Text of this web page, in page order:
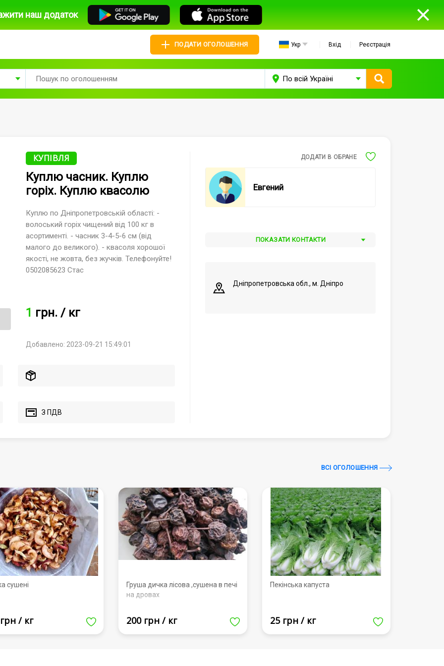
наш додаток
ПОДАТИ ОГОЛОШЕННЯ Укр Вхід Реєстрація
КУПІВЛЯ
Куплю часник. Куплю
горіх. Куплю квасолю
Куплю по Дніпропетровській області: -
волоський горіх чищений від 100 кг в
асортименті. - часник 3-4-5-6 см (від
малого до великого). - квасоля хорошої
якості, не жовта, без жучків. Телефонуйте!
0502085623 Стас
1 грн./ кг
Добавлено: 2023-09-21 15:49:01
З ПДВ
ДОДАТИ В ОБРАНЕ
Евгений
ПОКАЗАТИ КОНТАКТИ
Дніпропетровська обл., м. Дніпро
ВСI ОГОЛОШЕННЯ
сушені
/ кг
Груша дичка лісова ,сушена в печі
на дровах
200 грн / кг
Пекінська капуста
25 грн / кг